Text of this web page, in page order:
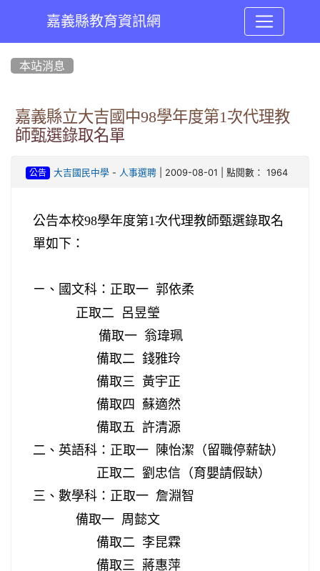
嘉義縣教育資訊網
本站消息
嘉義縣立大吉國中98學年度第1次代理教
師甄選錄取名單
公告 大吉國民中學- 人事選聘| 2009-08-01 | 點閱數： 1964
公告本校98學年度第1次代理教師甄選錄取名
單如下：
ㄧ、國文科：正取一 郭依柔
正取二
呂昱瑩
備取一 翁瑋珮
備取二 錢雅玲
備取三 黃宇正
備取四
蘇適然
備取五 許清源
二、英語科：正取一
陳怡潔（留職停薪缺）
正取二 劉忠信（育嬰請假缺）
三、數學科：正取一 詹淵智
備取一 周懿文
備取二 李昆霖
備取三 蔣惠萍